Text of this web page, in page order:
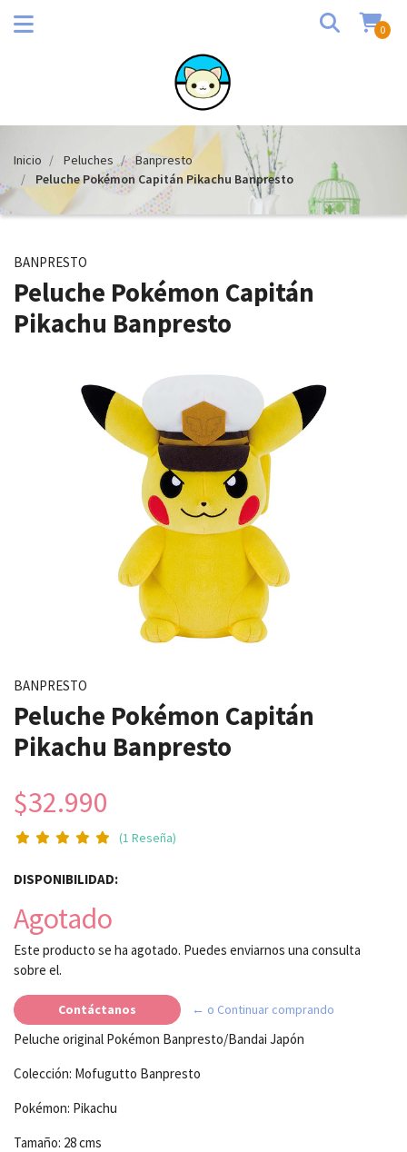
0
Inicio Peluches
Banpresto
Peluche Pokémon Capitán Pikachu Banpresto
BANPRESTO
Peluche Pokémon Capitán
Pikachu Banpresto
BANPRESTO
Peluche Pokémon Capitán
Pikachu Banpresto
$32.990
(1 Reseña)
DISPONIBILIDAD:
Agotado
Este producto se ha agotado. Puedes enviarnos una consulta
sobre el.
Contáctanos ← o Continuar comprando
Peluche original Pokémon Banpresto/Bandai Japón
Colección: Mofugutto Banpresto
Pokémon: Pikachu
Tamaño: 28 cms